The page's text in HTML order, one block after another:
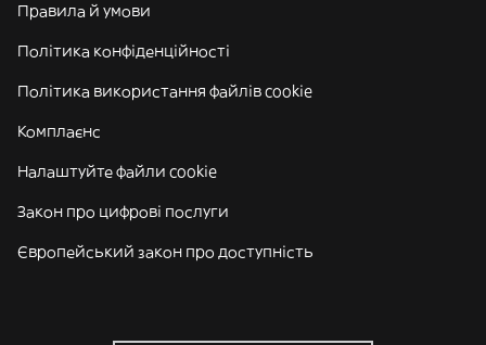
Правила й умови
Політика конфіденційності
Політика використання файлів cookie
Комплаєнс
Налаштуйте файли cookie
Закон про цифрові послуги
Європейський закон про доступність